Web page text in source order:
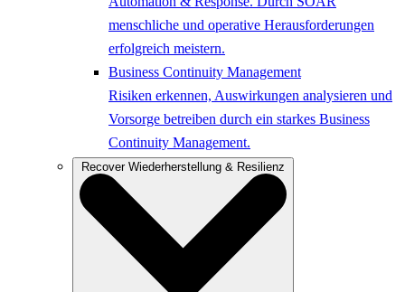
menschliche und operative Herausforderungen
erfolgreich meistern.
Business Continuity Management
Risiken erkennen, Auswirkungen analysieren und
Vorsorge betreiben durch ein starkes Business
Continuity Management.
Recover Wiederherstellung & Resilienz